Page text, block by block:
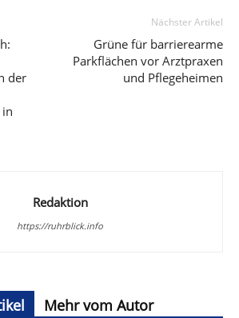
der
Nächster Artikel
Grüne für barrierearme
Parkflächen vor Arztpraxen
und Pflegeheimen
Redaktion
https://ruhrblick.info
Mehr vom Autor